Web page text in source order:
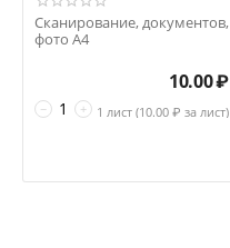
Сканирование, документов,
фото А4
+
−
10.00₽
1 лист (10.00 ₽ за лист)